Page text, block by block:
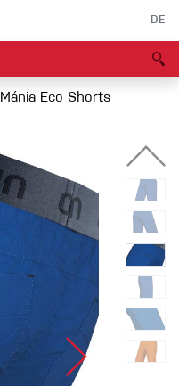
DE
Mánia Eco Shorts